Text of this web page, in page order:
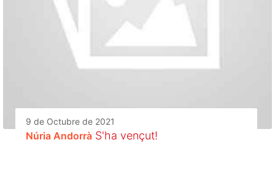
9 de Octubre de 2021
Núria Andorrà S'ha vençut!